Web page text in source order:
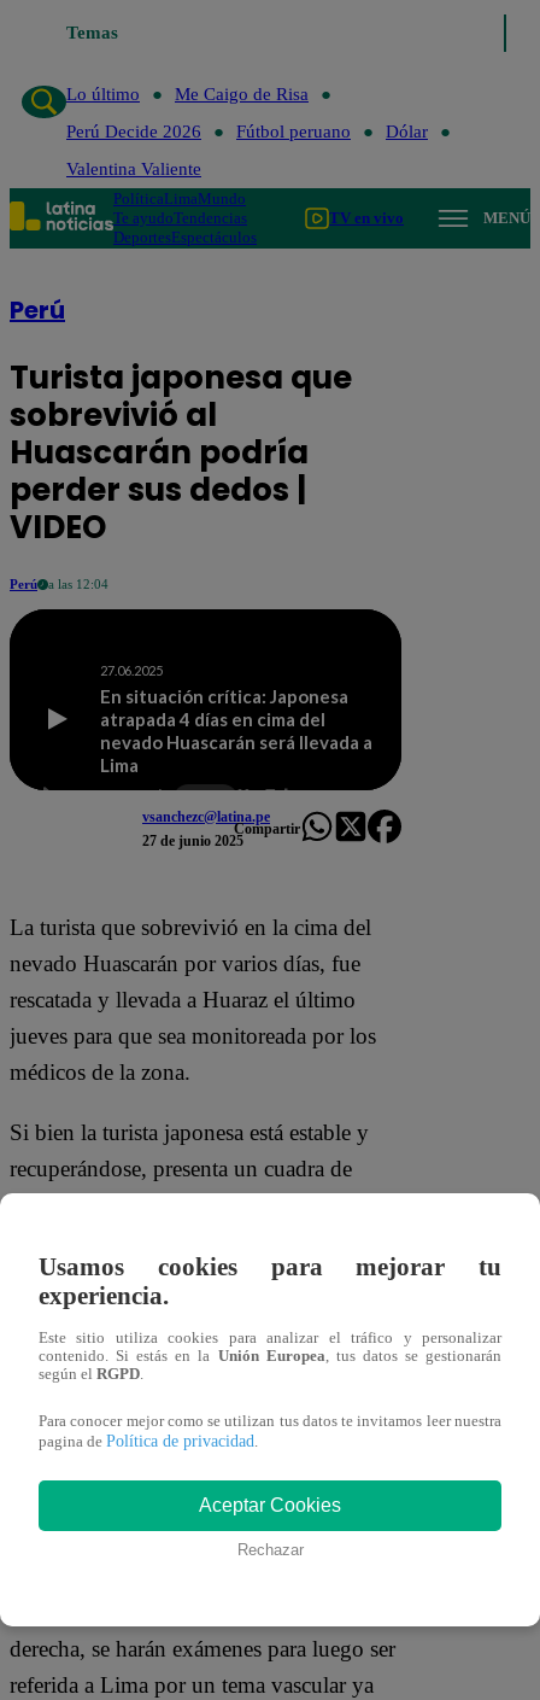
Temas
Lo último
Me Caigo de Risa
Perú Decide 2026
Fútbol peruano
Dólar
Valentina Valiente
PolíticaLimaMundo
Te ayudoTendencias
DeportesEspectáculos
TV en vivo MENÚ
Perú
Turista japonesa que
sobrevivió al
Huascarán podría
perder sus dedos |
VIDEO
Perú a las 12:04
vsanchezc@latina.pe
27 de junio 2025
Compartir
La turista que sobrevivió en la cima del
nevado Huascarán por varios días, fue
rescatada y llevada a Huaraz el último
jueves para que sea monitoreada por los
médicos de la zona.
Si bien la turista japonesa está estable y
recuperándose, presenta un cuadra de
temperaturas extremas.
Asimismo, el corresponsal de Latina
Noticias en Huaraz, informa que se prevé
Lima para seguir siendo monitoreada,
pues debido a las bajas temperaturas, la
afectada también presenta una isquemia.
derecha, se harán exámenes para luego ser
referida a Lima por un tema vascular ya
Usamos cookies para mejorar tu
experiencia.
Este sitio utiliza cookies para analizar el tráfico y personalizar
contenido. Si estás en la Unión Europea, tus datos se gestionarán
según el RGPD.
Para conocer mejor como se utilizan tus datos te invitamos leer nuestra
pagina de Política de privacidad.
Aceptar Cookies
Rechazar